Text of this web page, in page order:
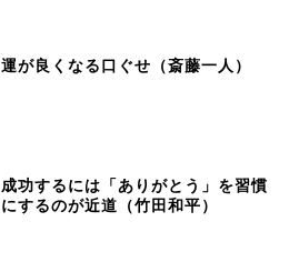
運が良くなる口ぐせ（斎藤一人）
成功するには「ありがとう」を習慣
にするのが近道（竹田和平）